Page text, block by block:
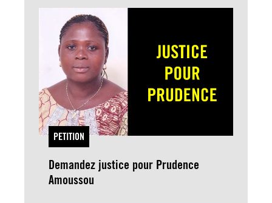
PETITION
Demandez justice pour Prudence
Amoussou